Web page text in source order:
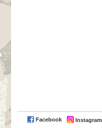
Facebook Instagram